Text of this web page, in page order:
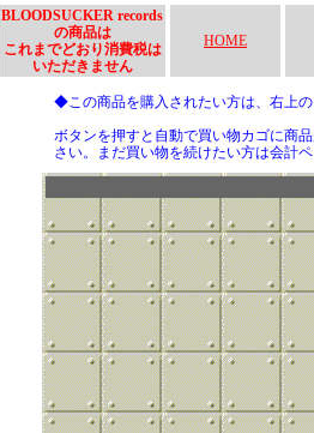
BLOODSUCKER records
の商品は
これまでどおり消費税は
いただきません
HOME
◆この商品を購入されたい方は、右上
ボタンを押すと自動で買い物カゴに商
さい。まだ買い物を続けたい方は会計